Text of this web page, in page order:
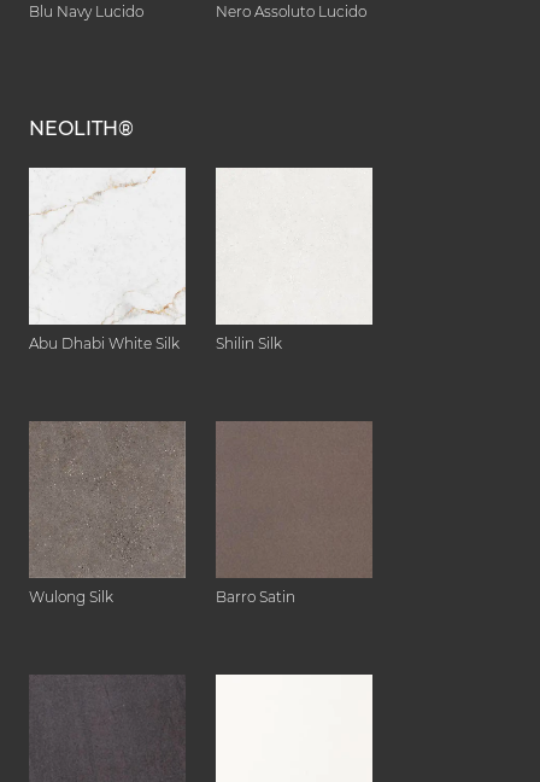
Blu Navy Lucido Nero Assoluto Lucido
NEOLITH®
Abu Dhabi White Silk Shilin Silk
Wulong Silk Barro Satin